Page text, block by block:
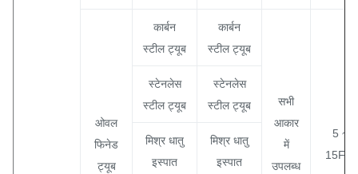
ओवल
फिनेड
ट्यूब
कार्बन
स्टील ट्यूब
कार्बन
स्टील ट्यूब
सभी
आकार
में
उपलब्ध
5 ~
15FPI
स्टेनलेस
स्टील ट्यूब
स्टेनलेस
स्टील ट्यूब
मिश्र धातु
इस्पात
मिश्र धातु
इस्पात